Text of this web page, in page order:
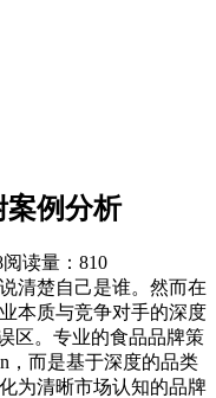
案例分析
阅读量：810
清楚自己是谁。然而在
本质与竞争对手的深度
区。专业的食品品牌策
，而是基于深度的品类
为清晰市场认知的品牌